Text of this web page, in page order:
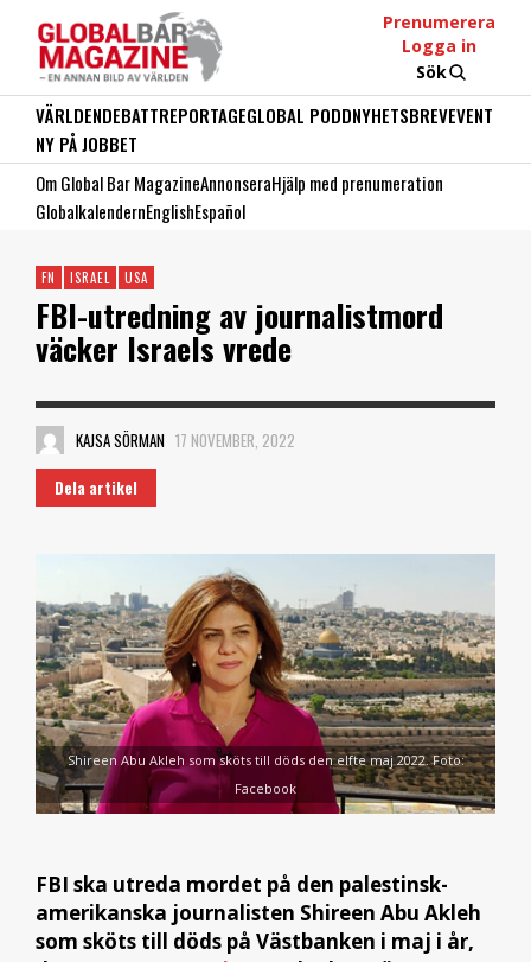
Prenumerera
Logga in
Sök
VÄRLDENDEBATTREPORTAGEGLOBAL PODDNYHETSBREVEVENT
NY PÅ JOBBET
Om Global Bar MagazineAnnonseraHjälp med prenumeration
GlobalkalendernEnglishEspañol
FN ISRAEL USA
FBI-utredning av journalistmord
väcker Israels vrede
KAJSA SÖRMAN 17 NOVEMBER, 2022
Dela artikel
Shireen Abu Akleh som sköts till döds den elfte maj 2022. Foto:
Facebook
FBI ska utreda mordet på den palestinsk-
amerikanska journalisten Shireen Abu Akleh
som sköts till döds på Västbanken i maj i år,